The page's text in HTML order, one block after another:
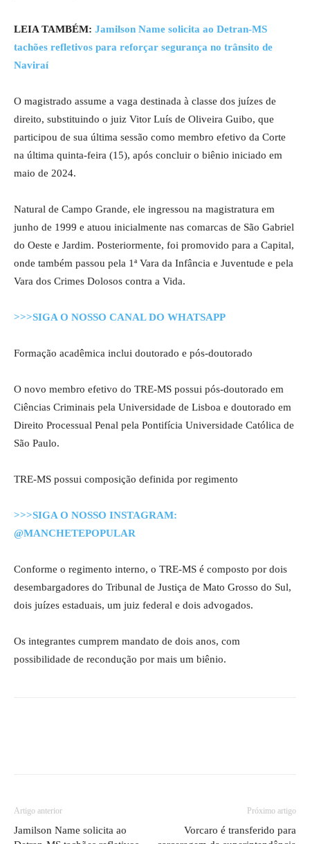
LEIA TAMBÉM: Jamilson Name solicita ao Detran-MS
tachões refletivos para reforçar segurança no trânsito de
Naviraí
O magistrado assume a vaga destinada à classe dos juízes de
direito, substituindo o juiz Vitor Luís de Oliveira Guibo, que
participou de sua última sessão como membro efetivo da Corte
na última quinta-feira (15), após concluir o biênio iniciado em
maio de 2024.
Natural de Campo Grande, ele ingressou na magistratura em
junho de 1999 e atuou inicialmente nas comarcas de São Gabriel
do Oeste e Jardim. Posteriormente, foi promovido para a Capital,
onde também passou pela 1ª Vara da Infância e Juventude e pela
Vara dos Crimes Dolosos contra a Vida.
>>>SIGA O NOSSO CANAL DO WHATSAPP
Formação acadêmica inclui doutorado e pós-doutorado
O novo membro efetivo do TRE-MS possui pós-doutorado em
Ciências Criminais pela Universidade de Lisboa e doutorado em
Direito Processual Penal pela Pontifícia Universidade Católica de
São Paulo.
TRE-MS possui composição definida por regimento
>>>SIGA O NOSSO INSTAGRAM:
@MANCHETEPOPULAR
Conforme o regimento interno, o TRE-MS é composto por dois
desembargadores do Tribunal de Justiça de Mato Grosso do Sul,
dois juízes estaduais, um juiz federal e dois advogados.
Os integrantes cumprem mandato de dois anos, com
possibilidade de recondução por mais um biênio.
Artigo anterior
Jamilson Name solicita ao
Próximo artigo
Vorcaro é transferido para